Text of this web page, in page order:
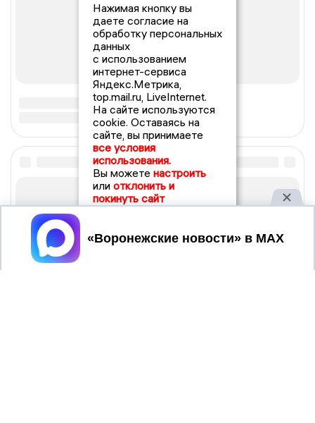
Нажимая кнопку вы
даете согласие на
обработку персональных
данных
с использованием
интернет-сервиса
Яндекс.Метрика,
top.mail.ru, LiveInternet.
На сайте используются
cookie. Оставаясь на
сайте, вы принимаете
все условия
использования.
Вы можете настроить
или отклонить и
покинуть сайт
Принять